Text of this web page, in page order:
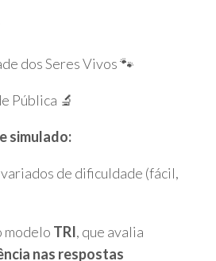
dos Seres Vivos 🐾
Pública 🔬
simulado:
de dificuldade (fácil,
modelo TRI, que avalia
nas respostas